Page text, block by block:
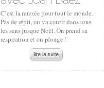
C’est la rentrée pour tout le monde.
Pas de répit, on va courir dans tous
les sens jusque Noël. On prend sa
respiration et on plonge !
lire la suite